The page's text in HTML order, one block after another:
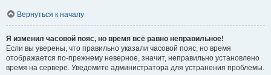
Вернуться к началу
Я изменил часовой пояс, но время всё равно неправильное!
Если вы уверены, что правильно указали часовой пояс, но время
отображается по-прежнему неверное, значит, неправильно установлено
время на сервере. Уведомите администратора для устранения проблемы.